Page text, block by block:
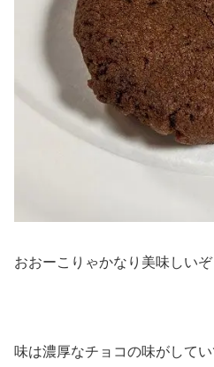
おおーこりゃかなり美味しいぞ
味は濃厚なチョコの味がして